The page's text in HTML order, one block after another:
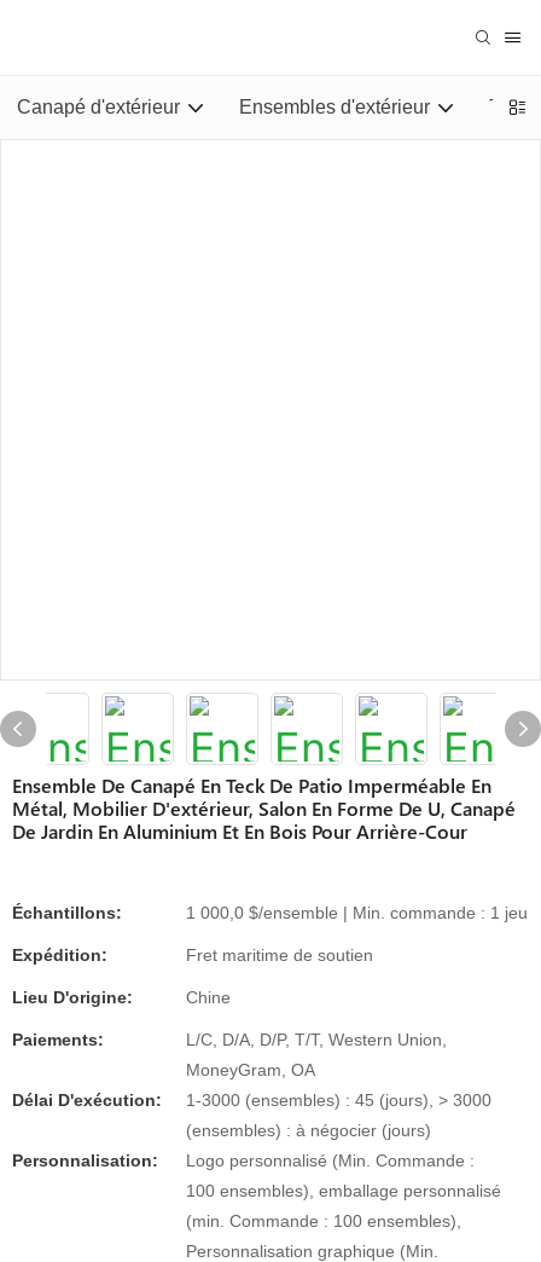
Canapé d'extérieur Ensembles d'extérieur
Ensemble De Canapé En Teck De Patio Imperméable En
Métal, Mobilier D'extérieur, Salon En Forme De U, Canapé
De Jardin En Aluminium Et En Bois Pour Arrière-Cour
Échantillons: 1 000,0 $/ensemble | Min. commande : 1 jeu
Expédition: Fret maritime de soutien
Lieu D'origine: Chine
Paiements:
L/C, D/A, D/P, T/T, Western Union,
MoneyGram, OA
Délai D'exécution:
1-3000 (ensembles) : 45 (jours), > 3000
(ensembles) : à négocier (jours)
Personnalisation:
Logo personnalisé (Min. Commande :
100 ensembles), emballage personnalisé
(min. Commande : 100 ensembles),
Personnalisation graphique (Min.